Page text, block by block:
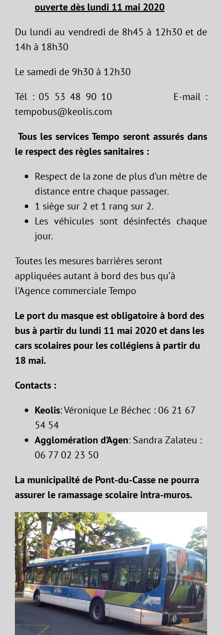
ouverte dès lundi 11 mai 2020
Du lundi au vendredi de 8h45 à 12h30 et de
14h à 18h30
Le samedi de 9h30 à 12h30
Tél : 05 53 48 90 10 E-mail :
tempobus@keolis.com
Tous les services Tempo seront assurés dans
le respect des règles sanitaires :
Respect de la zone de plus d’un mètre de
distance entre chaque passager.
1 siège sur 2 et 1 rang sur 2.
Les véhicules sont désinfectés chaque
jour.
Toutes les mesures barrières seront
appliquées autant à bord des bus qu’à
l’Agence commerciale Tempo
Le port du masque est obligatoire à bord des
bus à partir du lundi 11 mai 2020 et dans les
cars scolaires pour les collégiens à partir du
18 mai.
Contacts :
Keolis: Véronique Le Béchec : 06 21 67
54 54
Agglomération d’Agen: Sandra Zalateu :
06 77 02 23 50
La municipalité de Pont-du-Casse ne pourra
assurer le ramassage scolaire intra-muros.